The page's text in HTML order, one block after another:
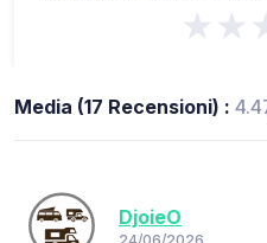
Media (17 Recensioni) :
DjoieO